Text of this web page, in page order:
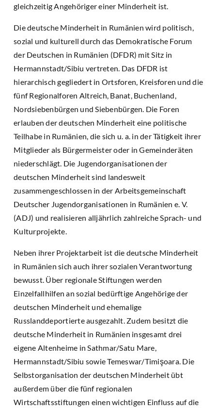
gleichzeitig Angehöriger einer Minderheit ist.
Die deutsche Minderheit in Rumänien wird politisch,
sozial und kulturell durch das Demokratische Forum
der Deutschen in Rumänien (DFDR) mit Sitz in
Hermannstadt/Sibiu vertreten. Das DFDR ist
hierarchisch gegliedert in Ortsforen, Kreisforen und die
fünf Regionalforen Altreich, Banat, Buchenland,
Nordsiebenbürgen und Siebenbürgen. Die Foren
erlauben der deutschen Minderheit eine politische
Teilhabe in Rumänien, die sich u. a. in der Tätigkeit ihrer
Mitglieder als Bürgermeister oder in Gemeinderäten
niederschlägt. Die Jugendorganisationen der
deutschen Minderheit sind landesweit
zusammengeschlossen in der Arbeitsgemeinschaft
Deutscher Jugendorganisationen in Rumänien e. V.
(ADJ) und realisieren alljährlich zahlreiche Sprach- und
Kulturprojekte.
Neben ihrer Projektarbeit ist die deutsche Minderheit
in Rumänien sich auch ihrer sozialen Verantwortung
bewusst. Über regionale Stiftungen werden
Einzelfallhilfen an sozial bedürftige Angehörige der
deutschen Minderheit und ehemalige
Russlanddeportierte ausgezahlt. Zudem besitzt die
deutsche Minderheit in Rumänien insgesamt drei
eigene Altenheime in Sathmar/Satu Mare,
Hermannstadt/Sibiu sowie Temeswar/Timişoara. Die
Selbstorganisation der deutschen Minderheit übt
außerdem über die fünf regionalen
Wirtschaftsstiftungen einen wichtigen Einfluss auf die